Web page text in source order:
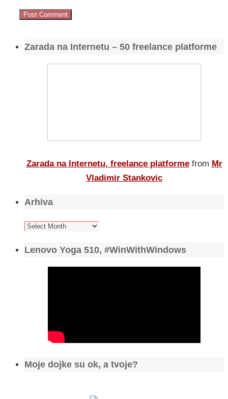
Zarada na Internetu – 50 freelance platforme
Zarada na Internetu, freelance platforme from Mr
Vladimir Stankovic
Arhiva
Arhiva
Lenovo Yoga 510, #WinWithWindows
Moje dojke su ok, a tvoje?